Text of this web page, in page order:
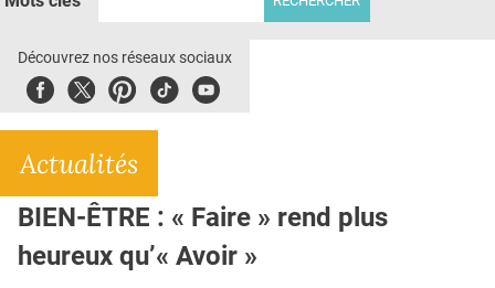
E-REVUE SAD
L'APP
QUI SOMMES-NOUS ?
PUBLICITÉ
Découvrez nos réseaux sociaux
FacebookTwitterPinterest
TiktokYoubute
Actualités
BIEN-ÊTRE : « Faire » rend plus
heureux qu’« Avoir »